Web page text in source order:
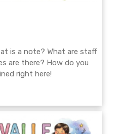
is a note? What are staff
are there? How do you
right here!